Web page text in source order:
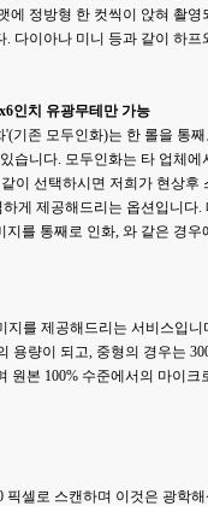
에 정방형 한 컷씩이 앉혀 촬
. 다이아나 미니 등과 같이 하
인치 유광무테만 가능
기존 모두인화)는 한 롤을 통
습니다. 모두인화는 타 업체
같이 선택하시면 저희가 현상후
게 제공해드리는 옵션입니다
지를 통째로 인화, 와 같은 경
지를 제공해드리는 서비스입
용량이 되고, 중형의 경우는
원본 100% 수준에서의 마이
픽셀로 스캔하며 이것은 광학